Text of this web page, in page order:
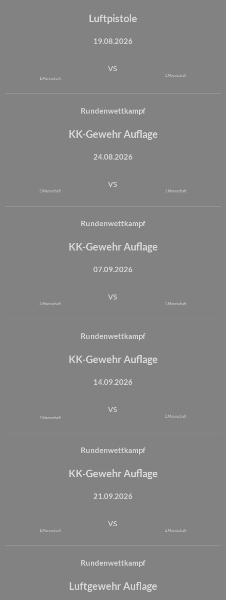
Luftpistole
19.08.2026
1. Mannschaft
vs
1. Mannschaft
Rundenwettkampf
KK-Gewehr Auflage
24.08.2026
3. Mannschaft
vs
1. Mannschaft
Rundenwettkampf
KK-Gewehr Auflage
07.09.2026
2. Mannschaft
vs
1. Mannschaft
Rundenwettkampf
KK-Gewehr Auflage
14.09.2026
2. Mannschaft
vs
2. Mannschaft
Rundenwettkampf
KK-Gewehr Auflage
21.09.2026
1. Mannschaft
vs
2. Mannschaft
Rundenwettkampf
Luftgewehr Auflage